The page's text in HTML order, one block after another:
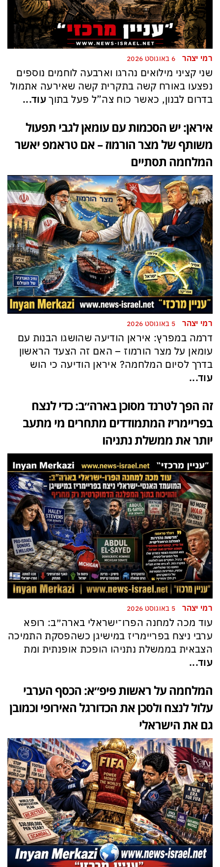
רמי יצהר
שני קציני מילואים נהרגו וארבעה לוחמים נוספים
נפצעו באורח קשה בתקרית קשה שאירעה אתמול
בדרום לבנון, כאשר כוח צה”ל פעל בתוך עוד...
איראן: יש הסכמות עם עומאן לגבי תפעול
משותף של מצר הורמוז – אם טראמפ יאשר
המלחמה תסתיים
רמי יצהר
דרמה במפרץ: איראן הודיעה שהושגו הבנות עם
עומאן על מצר הורמוז – האם זה הצעד הראשון
בדרך לסיום המלחמה? איראן הודיעה כי הוש
עוד...
זה הפך לטרנד מסוכן בארה״ב: כדי לנצח
בפריימריז המתמודדים מתחרים מי מתעב
יותר את ממשלת נתניהו
רמי יצהר
עוד מכה למחנה הפרו־ישראלי בארה״ב: רופא
ערבי ניצח בפריימריז במישיגן כשהפסקת התמיכה
הצבאית בממשלת נתניהו הופכת אופנתית ומת
עוד...
המלחמה על ראשות פיפ״א: הכסף הערבי
עלול לנצח ולסכן את הכדורגל האירופי וכמובן
גם את הישראלי